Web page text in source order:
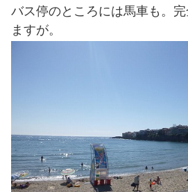
バス停のところには馬車も。
ますが。